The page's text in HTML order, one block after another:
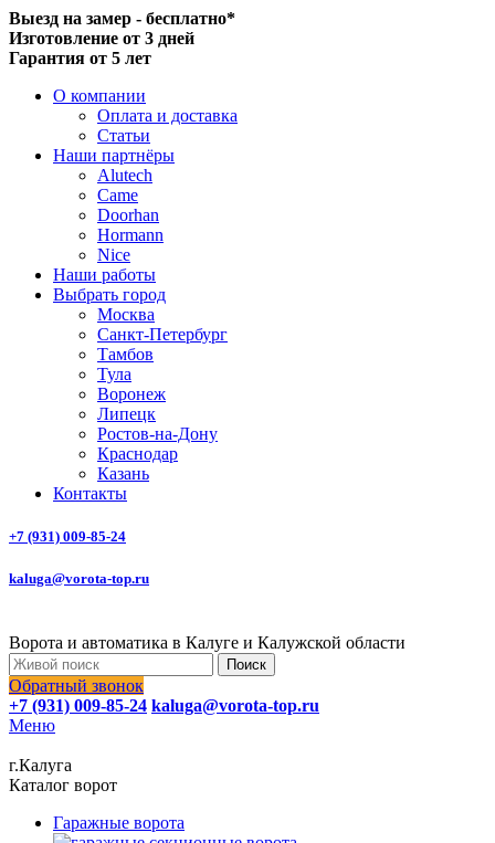
Выезд на замер - бесплатно*
Изготовление от 3 дней
Гарантия от 5 лет
О компании
Оплата и доставка
Статьи
Наши партнёры
Alutech
Came
Doorhan
Hormann
Nice
Наши работы
Выбрать город
Москва
Санкт-Петербург
Тамбов
Тула
Воронеж
Липецк
Ростов-на-Дону
Краснодар
Казань
Контакты
+7 (931) 009-85-24
kaluga@vorota-top.ru
Ворота и автоматика в Калуге и Калужской области
Поиск
Обратный звонок
+7 (931) 009-85-24 kaluga@vorota-top.ru
Меню
г.Калуга
Каталог ворот
Гаражные ворота